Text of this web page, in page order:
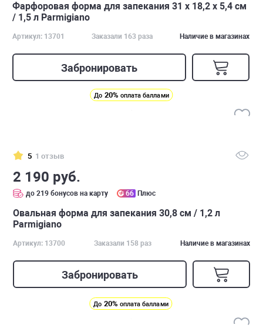
Фарфоровая форма для запекания 31 х 18,2 х 5,4 см
/ 1,5 л Parmigiano
Артикул: 13701 Заказали 163 раза Наличие в магазинах
Забронировать
До 20% оплата баллами
5 1 отзыв
2 190 руб.
до 219 бонусов на карту 66 Плюс
Овальная форма для запекания 30,8 см / 1,2 л
Parmigiano
Артикул: 13700 Заказали 158 раз Наличие в магазинах
Забронировать
До 20% оплата баллами